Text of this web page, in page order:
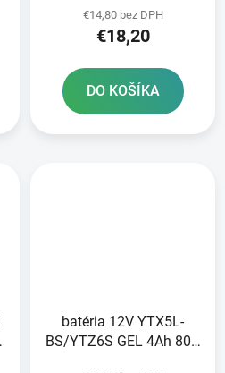
€14,80 bez DPH
€18,20
DO KOŠÍKA
batéria 12V YTX5L-
BS/YTZ6S GEL 4Ah 80A